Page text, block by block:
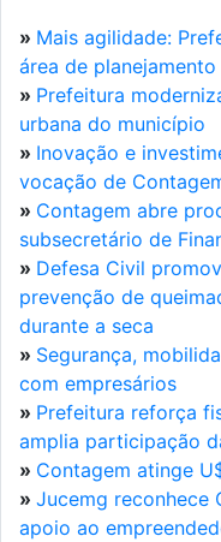
» Mais agilidade:
área de
» Prefeitura
urbana do município
» Inovação e
vocação de
» Contagem abre
subsecretário de
» Defesa Civil
prevenção de
durante a seca
» Segurança,
com empresários
» Prefeitura reforça
amplia participação
» Contagem atinge
» Jucemg reconhece
apoio ao